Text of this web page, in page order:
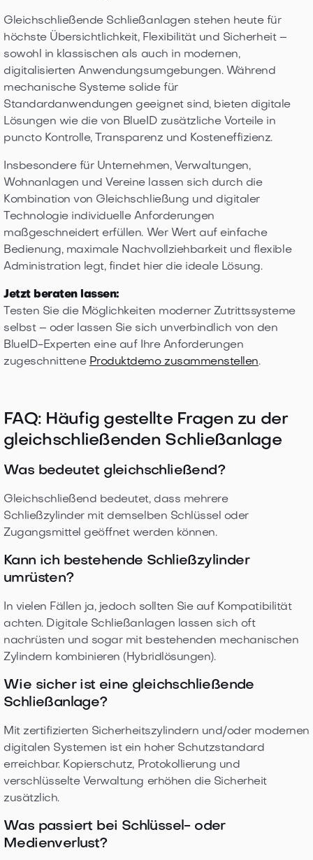
Gleichschließende Schließanlagen stehen heute für
höchste Übersichtlichkeit, Flexibilität und Sicherheit –
sowohl in klassischen als auch in modernen,
digitalisierten Anwendungsumgebungen. Während
mechanische Systeme solide für
Standardanwendungen geeignet sind, bieten digitale
Lösungen wie die von BlueID zusätzliche Vorteile in
puncto Kontrolle, Transparenz und Kosteneffizienz.
Insbesondere für Unternehmen, Verwaltungen,
Wohnanlagen und Vereine lassen sich durch die
Kombination von Gleichschließung und digitaler
Technologie individuelle Anforderungen
maßgeschneidert erfüllen. Wer Wert auf einfache
Bedienung, maximale Nachvollziehbarkeit und flexible
Administration legt, findet hier die ideale Lösung.
Jetzt beraten lassen:
Testen Sie die Möglichkeiten moderner Zutrittssysteme
selbst – oder lassen Sie sich unverbindlich von den
BlueID-Experten eine auf Ihre Anforderungen
zugeschnittene Produktdemo zusammenstellen.
FAQ: Häufig gestellte Fragen zu der
gleichschließenden Schließanlage
Was bedeutet gleichschließend?
Gleichschließend bedeutet, dass mehrere
Schließzylinder mit demselben Schlüssel oder
Zugangsmittel geöffnet werden können.
Kann ich bestehende Schließzylinder
umrüsten?
In vielen Fällen ja, jedoch sollten Sie auf Kompatibilität
achten. Digitale Schließanlagen lassen sich oft
nachrüsten und sogar mit bestehenden mechanischen
Zylindern kombinieren (Hybridlösungen).
Wie sicher ist eine gleichschließende
Schließanlage?
Mit zertifizierten Sicherheitszylindern und/oder modernen
digitalen Systemen ist ein hoher Schutzstandard
erreichbar. Kopierschutz, Protokollierung und
verschlüsselte Verwaltung erhöhen die Sicherheit
zusätzlich.
Was passiert bei Schlüssel- oder
Medienverlust?